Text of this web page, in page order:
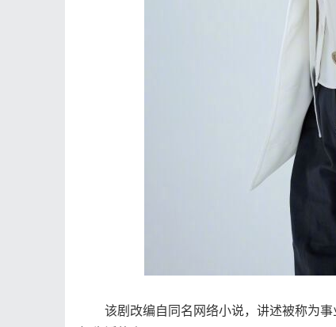
该剧改编自同名网络小说，讲述被称为事